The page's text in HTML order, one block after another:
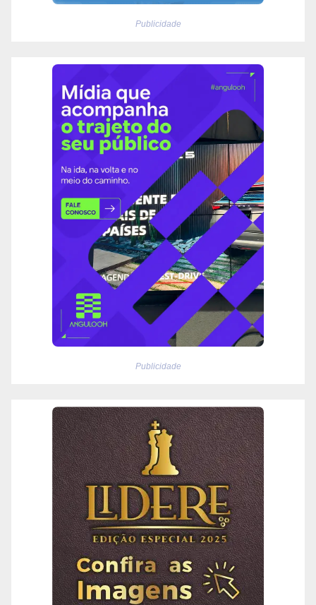
Publicidade
Publicidade